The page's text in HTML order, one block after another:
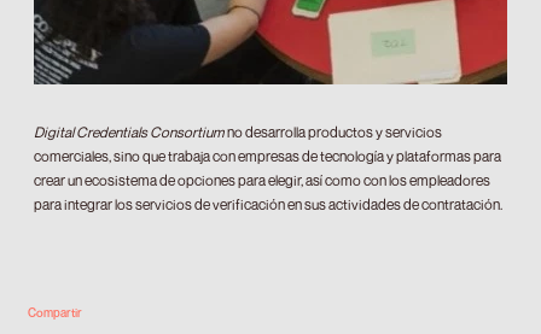
Digital Credentials Consortiumno desarrolla productos y servicios
comerciales, sino que trabaja con empresas de tecnología y plataformas para
crear un ecosistema de opciones para elegir, así como con los empleadores
para integrar los servicios de verificación en sus actividades de contratación.
Compartir